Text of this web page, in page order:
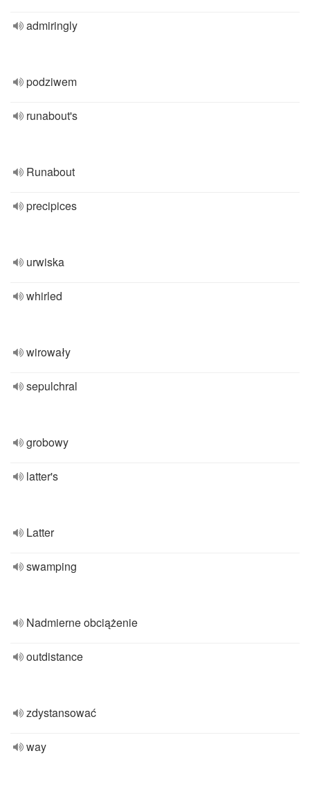
admiringly
podziwem
runabout's
Runabout
precipices
urwiska
whirled
wirowały
sepulchral
grobowy
latter's
Latter
swamping
Nadmierne obciążenie
outdistance
zdystansować
way